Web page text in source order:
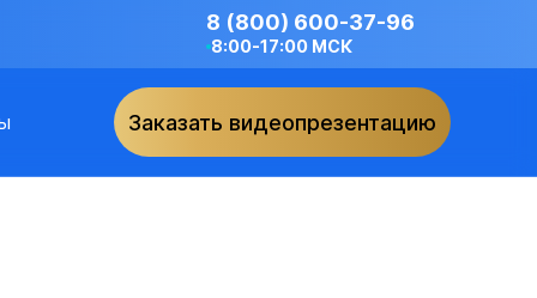
8 (800) 600-37-96
8:00-17:00 МСК
Заказать видеопрезентацию